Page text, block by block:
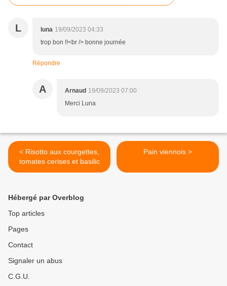
L luna 19/09/2023 04:33
trop bon !!<br /> bonne journée
Répondre
A Arnaud 19/09/2023 07:00
Merci Luna
< Risotto aux courgettes,
tomates cerises et basilic
Pain viennois >
Hébergé par Overblog
Top articles
Pages
Contact
Signaler un abus
C.G.U.